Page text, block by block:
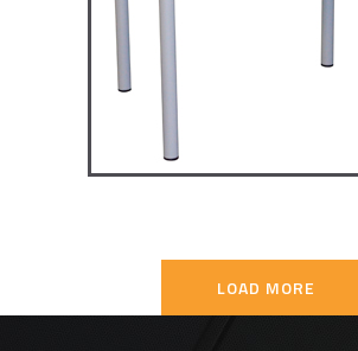
TABLES SECONDAIRE
LOAD MORE